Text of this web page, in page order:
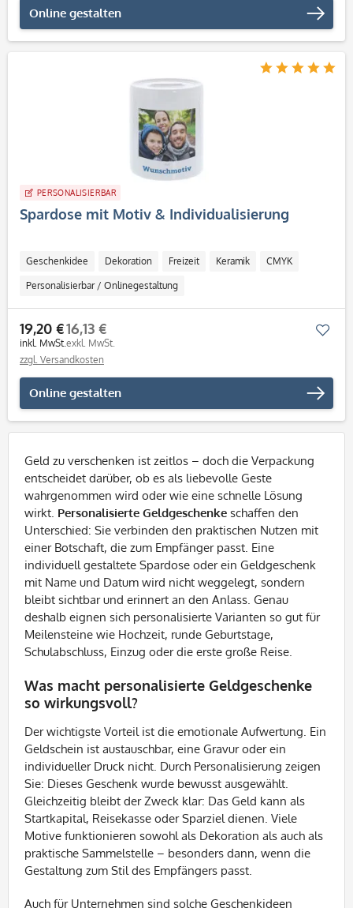
Online gestalten
PERSONALISIERBAR
Spardose mit Motiv & Individualisierung
Geschenkidee Dekoration Freizeit Keramik CMYK
Personalisierbar / Onlinegestaltung
19,20 €
inkl. MwSt.
16,13 €
exkl. MwSt.
zzgl. Versandkosten
Online gestalten
Geld zu verschenken ist zeitlos – doch die Verpackung
entscheidet darüber, ob es als liebevolle Geste
wahrgenommen wird oder wie eine schnelle Lösung
wirkt. Personalisierte Geldgeschenke schaffen den
Unterschied: Sie verbinden den praktischen Nutzen mit
einer Botschaft, die zum Empfänger passt. Eine
individuell gestaltete Spardose oder ein Geldgeschenk
mit Name und Datum wird nicht weggelegt, sondern
bleibt sichtbar und erinnert an den Anlass. Genau
deshalb eignen sich personalisierte Varianten so gut für
Meilensteine wie Hochzeit, runde Geburtstage,
Schulabschluss, Einzug oder die erste große Reise.
Was macht personalisierte Geldgeschenke
so wirkungsvoll?
Der wichtigste Vorteil ist die emotionale Aufwertung. Ein
Geldschein ist austauschbar, eine Gravur oder ein
individueller Druck nicht. Durch Personalisierung zeigen
Sie: Dieses Geschenk wurde bewusst ausgewählt.
Gleichzeitig bleibt der Zweck klar: Das Geld kann als
Startkapital, Reisekasse oder Sparziel dienen. Viele
Motive funktionieren sowohl als Dekoration als auch als
praktische Sammelstelle – besonders dann, wenn die
Gestaltung zum Stil des Empfängers passt.
Auch für Unternehmen sind solche Geschenkideen